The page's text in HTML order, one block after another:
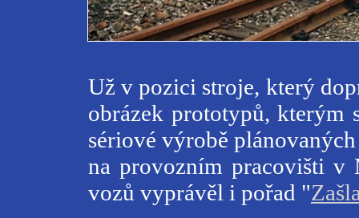
Už v pozici stroje, který
obrázek prototypů, kterým
sériové výrobě
na provozním pracovišti v
vozů vyprávěl i pořad "